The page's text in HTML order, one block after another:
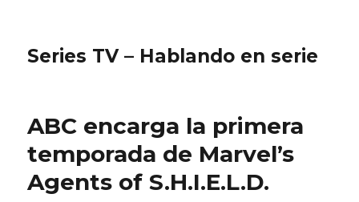
Series TV – Hablando en serie
ABC encarga la primera
temporada de Marvel’s
Agents of S.H.I.E.L.D.